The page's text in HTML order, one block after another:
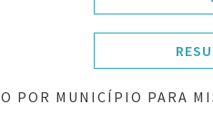
POR MUNICÍPIO PARA